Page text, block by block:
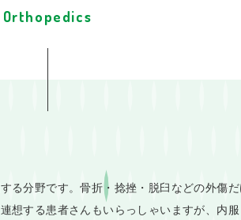
る分野です。骨折・捻挫・脱臼などの外傷
想する患者さんもいらっしゃいますが、内